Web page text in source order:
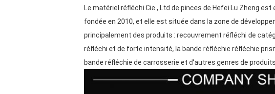
Le matériel réfléchi Cie., Ltd de pinces de Hefei Lu Zheng
fondée en 2010, et elle est située dans la zone de
principalement des produits : recouvrement réfléchi de
réfléchi et de forte intensité, la bande réfléchie réfléchie
bande réfléchie de carrosserie et d'autres genres de